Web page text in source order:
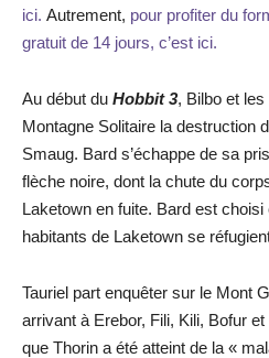
ici. Autrement, pour profiter du
gratuit de 14 jours, c’est ici.
Au début du Hobbit 3, Bilbo et
Montagne Solitaire la destruction
Smaug. Bard s’échappe de sa
flèche noire, dont la chute du
Laketown en fuite. Bard est
habitants de Laketown se
Tauriel part enquêter sur le Mont
arrivant à Erebor, Fili, Kili, Bofur
que Thorin a été atteint de la «